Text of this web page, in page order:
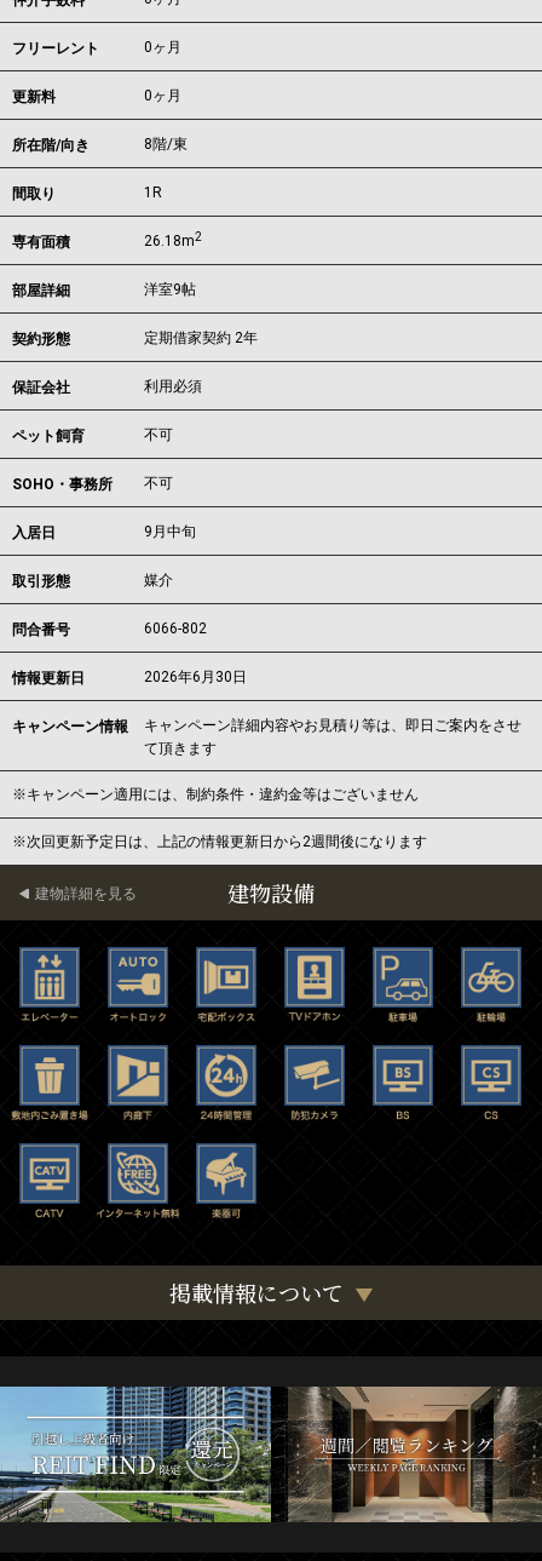
フリーレント 0ヶ月
更新料 0ヶ月
所在階/向き 8階/東
間取り 1R
専有面積 26.18m2
部屋詳細 洋室9帖
契約形態 定期借家契約 2年
保証会社 利用必須
ペット飼育 不可
SOHO・事務所 不可
入居日 9月中旬
取引形態 媒介
問合番号 6066-802
情報更新日 2026年6月30日
キャンペーン情報
キャンペーン詳細内容やお見積り等は、即日ご案内をさせ
て頂きます
※キャンペーン適用には、制約条件・違約金等はございません
※次回更新予定日は、上記の情報更新日から2週間後になります
建物設備
建物詳細を見る
掲載情報について